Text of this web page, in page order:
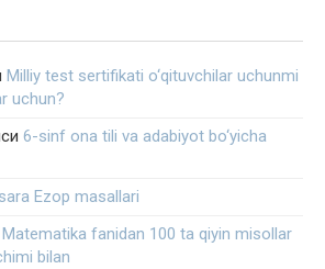
Milliy test sertifikati o‘qituvchilar uchunmi
uchun?
6-sinf ona tili va adabiyot bo‘yicha
Ezop masallari
Matematika fanidan 100 ta qiyin misollar
bilan